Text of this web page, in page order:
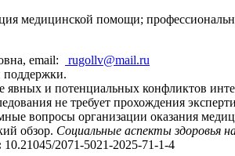
медицинской помощи;
email:
rugollv@mail.ru
поддержки.
явных и потенциальных конфликтов
не требует прохождения
вопросы организации оказания
обзор. Социальные аспекты здоровья
10.21045/2071-5021-2025-71-1-4